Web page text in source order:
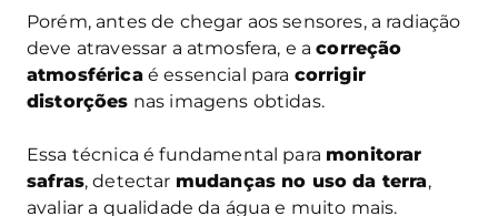
Porém, antes de chegar aos sensores, a radiação
deve atravessar a atmosfera, e acorreção
atmosféricaé essencial para corrigir
distorções nas imagens obtidas.
Essa técnica é fundamental para monitorar
safras, detectar mudanças no uso da terra,
avaliar a qualidade da água e muito mais.